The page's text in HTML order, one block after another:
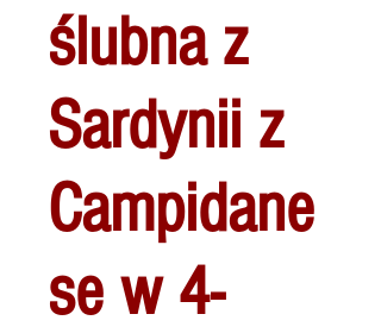
ślubna z
Sardynii z
Campidane
se w 4-